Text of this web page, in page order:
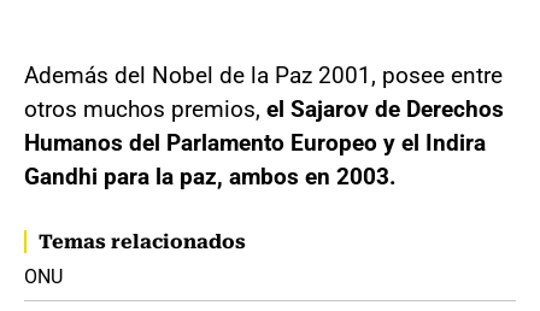
Además del Nobel de la Paz 2001, posee entre
otros muchos premios, el Sajarov de Derechos
Humanos del Parlamento Europeo y el Indira
Gandhi para la paz, ambos en 2003.
Temas relacionados
ONU